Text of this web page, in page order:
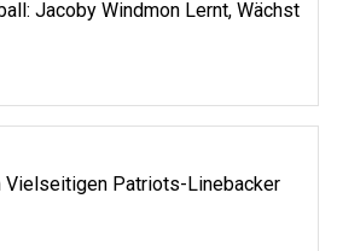
Jacoby Windmon Lernt, Wächst
Vielseitigen Patriots-Linebacker